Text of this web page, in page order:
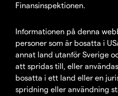
Finansinspektionen.
Informationen på denna
personer som är bosatta i
annat land utanför Sverige
att spridas till, eller
bosatta i ett land eller en
spridning eller användning